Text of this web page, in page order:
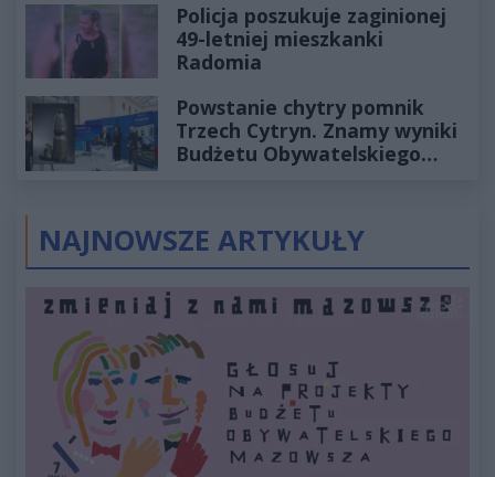
Policja poszukuje zaginionej
49-letniej mieszkanki
Radomia
Powstanie chytry pomnik
Trzech Cytryn. Znamy wyniki
Budżetu Obywatelskiego
NAJNOWSZE ARTYKUŁY